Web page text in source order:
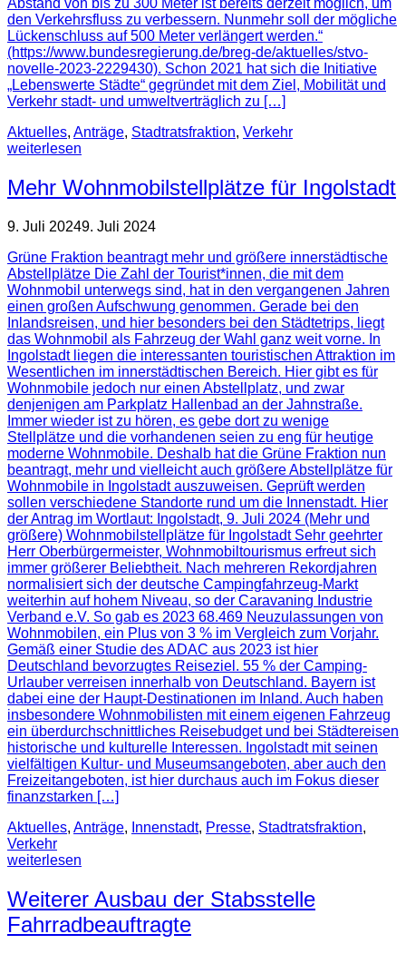
Abstand von bis zu 300 Meter ist bereits derzeit möglich, um
den Verkehrsfluss zu verbessern. Nunmehr soll der mögliche
Lückenschluss auf 500 Meter verlängert werden.“
(https://www.bundesregierung.de/breg-de/aktuelles/stvo-
novelle-2023-2229430). Schon 2021 hat sich die Initiative
„Lebenswerte Städte“ gegründet mit dem Ziel, Mobilität und
Verkehr stadt- und umweltverträglich zu […]
Aktuelles, Anträge, Stadtratsfraktion, Verkehr
weiterlesen
Mehr Wohnmobilstellplätze für Ingolstadt
9. Juli 20249. Juli 2024
Grüne Fraktion beantragt mehr und größere innerstädtische
Abstellplätze Die Zahl der Tourist*innen, die mit dem
Wohnmobil unterwegs sind, hat in den vergangenen Jahren
einen großen Aufschwung genommen. Gerade bei den
Inlandsreisen, und hier besonders bei den Städtetrips, liegt
das Wohnmobil als Fahrzeug der Wahl ganz weit vorne. In
Ingolstadt liegen die interessanten touristischen Attraktion im
Wesentlichen im innerstädtischen Bereich. Hier gibt es für
Wohnmobile jedoch nur einen Abstellplatz, und zwar
denjenigen am Parkplatz Hallenbad an der Jahnstraße.
Immer wieder ist zu hören, es gebe dort zu wenige
Stellplätze und die vorhandenen seien zu eng für heutige
moderne Wohnmobile. Deshalb hat die Grüne Fraktion nun
beantragt, mehr und vielleicht auch größere Abstellplätze für
Wohnmobile in Ingolstadt auszuweisen. Geprüft werden
sollen verschiedene Standorte rund um die Innenstadt. Hier
der Antrag im Wortlaut: Ingolstadt, 9. Juli 2024 (Mehr und
größere) Wohnmobilstellplätze für Ingolstadt Sehr geehrter
Herr Oberbürgermeister, Wohnmobiltourismus erfreut sich
immer größerer Beliebtheit. Nach mehreren Rekordjahren
normalisiert sich der deutsche Campingfahrzeug-Markt
weiterhin auf hohem Niveau, so der Caravaning Industrie
Verband e.V. So gab es 2023 68.469 Neuzulassungen von
Wohnmobilen, ein Plus von 3 % im Vergleich zum Vorjahr.
Gemäß einer Studie des ADAC aus 2023 ist hier
Deutschland bevorzugtes Reiseziel. 55 % der Camping-
Urlauber verreisen innerhalb von Deutschland. Bayern ist
dabei eine der Haupt-Destinationen im Inland. Auch haben
insbesondere Wohnmobilisten mit einem eigenen Fahrzeug
ein überdurchschnittliches Reisebudget und bei Städtereisen
historische und kulturelle Interessen. Ingolstadt mit seinen
vielfältigen Kultur- und Museumsangeboten, aber auch den
Freizeitangeboten, ist hier durchaus auch im Fokus dieser
finanzstarken […]
Aktuelles, Anträge, Innenstadt, Presse, Stadtratsfraktion,
Verkehr
weiterlesen
Weiterer Ausbau der Stabsstelle
Fahrradbeauftragte